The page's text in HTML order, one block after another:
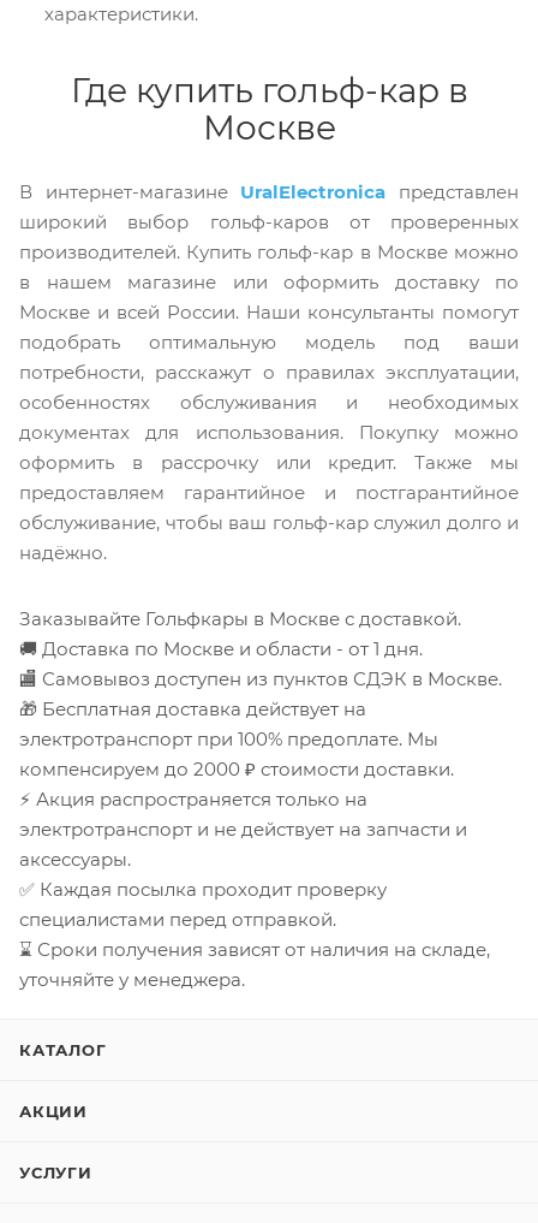
характеристики.
Где купить гольф-кар в
Москве
В интернет-магазине UralElectronica представлен
широкий выбор гольф-каров от проверенных
производителей. Купить гольф-кар в Москве можно
в нашем магазине или оформить доставку по
Москве и всей России. Наши консультанты помогут
подобрать оптимальную модель под ваши
потребности, расскажут о правилах эксплуатации,
особенностях обслуживания и необходимых
документах для использования. Покупку можно
оформить в рассрочку или кредит. Также мы
предоставляем гарантийное и постгарантийное
обслуживание, чтобы ваш гольф-кар служил долго и
надёжно.
Заказывайте Гольфкары в Москве с доставкой.
🚚 Доставка по Москве и области - от 1 дня.
🏬 Самовывоз доступен из пунктов СДЭК в Москве.
🎁 Бесплатная доставка действует на
электротранспорт при 100% предоплате. Мы
компенсируем до 2000 ₽ стоимости доставки.
⚡ Акция распространяется только на
электротранспорт и не действует на запчасти и
аксессуары.
✅ Каждая посылка проходит проверку
специалистами перед отправкой.
⌛ Сроки получения зависят от наличия на складе,
уточняйте у менеджера.
КАТАЛОГ
АКЦИИ
УСЛУГИ